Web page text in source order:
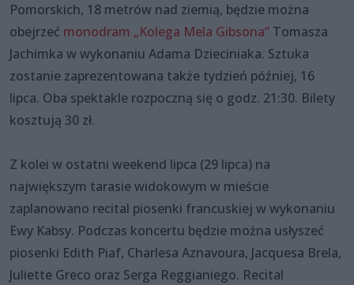
Pomorskich, 18 metrów nad ziemią, będzie można
obejrzeć monodram „Kolega Mela Gibsona” Tomasza
Jachimka w wykonaniu Adama Dzieciniaka. Sztuka
zostanie zaprezentowana także tydzień później, 16
lipca. Oba spektakle rozpoczną się o godz. 21:30. Bilety
kosztują 30 zł.
Z kolei w ostatni weekend lipca (29 lipca) na
największym tarasie widokowym w mieście
zaplanowano recital piosenki francuskiej w wykonaniu
Ewy Kabsy. Podczas koncertu będzie można usłyszeć
piosenki Edith Piaf, Charlesa Aznavoura, Jacquesa Brela,
Juliette Greco oraz Serga Reggianiego. Recital